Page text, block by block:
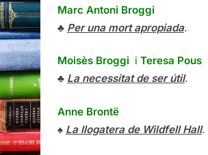
Marc Antoni Broggi
♣ Per una mort apropiada.
Moisès Broggi i Teresa Pous
♣ La necessitat de ser útil.
Anne Brontë
♠ La llogatera de Wildfell Hall.